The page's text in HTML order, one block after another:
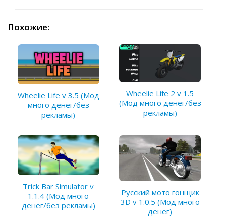
Похожие:
Wheelie Life v 3.5 (Мод
много денег/без
рекламы)
Wheelie Life 2 v 1.5
(Мод много денег/без
рекламы)
Trick Bar Simulator v
1.1.4 (Мод много
денег/без рекламы)
Русский мото гонщик
3D v 1.0.5 (Мод много
денег)